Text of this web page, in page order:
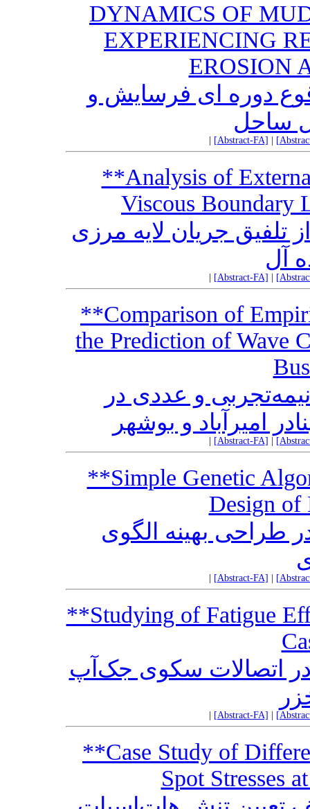
DYNAMICS OF
EXPERIENCING
EROSION
دوره ای فرسایش و
ساحل
[Abstract-FA]
**Analysis of
Viscous Boundary
تلفیق جریان لایه مرزی
آل
[Abstract-FA]
**Comparison of
the Prediction of Wave
و عددی در
امیرآباد و بوشهر
[Abstract-FA]
**Simple Genetic
Design of
طراحی بهینه الگوی
[Abstract-FA]
**Studying of Fatigue
اتصالات سکوی جک‌آپ
[Abstract-FA]
**Case Study of
Spot Stresses